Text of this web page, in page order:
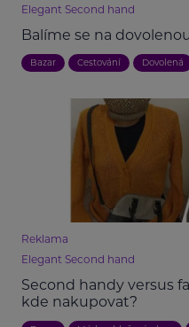
Elegant Second hand
Balíme se na
Bazar Cestování Dovolená
Reklama
Elegant Second hand
Second handy versus
kde nakupovat?